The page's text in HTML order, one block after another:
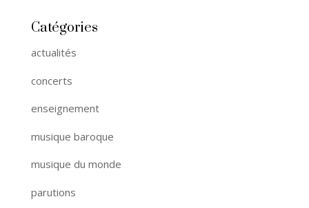
Catégories
actualités
concerts
enseignement
musique baroque
musique du monde
parutions